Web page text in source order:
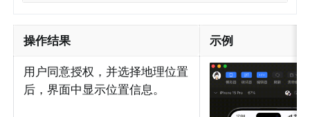
操作结果 示例
用户同意授权，并选择地理位置
后，界面中显示位置信息。